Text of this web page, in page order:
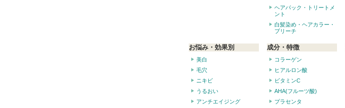
ヘアパック・トリートメ
ント
白髪染め・ヘアカラー・
ブリーチ
お悩み・効果別
美白
毛穴
ニキビ
うるおい
アンチエイジング
成分・特徴
コラーゲン
ヒアルロン酸
ビタミンC
AHA(フルーツ酸)
プラセンタ